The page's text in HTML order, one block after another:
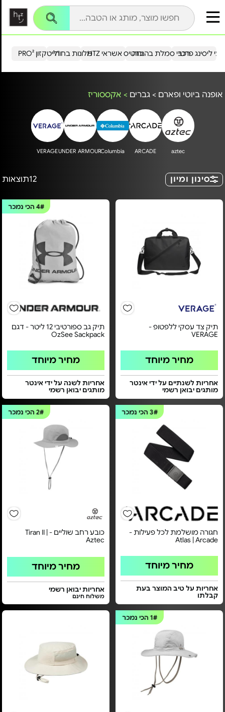
הייטקזון PRO²מלונות בחו"ל כרטיס אשראי HTZ ליסינג פרטירכבי סמלת בהנחה
אופנה ביוטי ופארם > גברים > אקססוריז
aztec
ARCADE
Columbia
UNDER ARMOUR
VERAGE
סינון ומיון 12תוצאות
תיק צד עסקי ללפטופ -
VERAGE
מחיר מיוחד
אחריות לשנתיים על ידי אינטר
מותגים יבואן רשמי
4#הכי נמכר
תיק גב ספורטיבי 12 ליטר - דגם
OzSee Sackpack
מחיר מיוחד
אחריות לשנה על ידי אינטר
מותגים יבואן רשמי
3#הכי נמכר
חגורה מושלמת לכל פעילות -
Atlas | Arcade
מחיר מיוחד
אחריות על טיב המוצר בעת
קבלתו
2#הכי נמכר
כובע רחב שוליים - Tiran II |
Aztec
מחיר מיוחד
אחריות יבואן רשמי
משלוח חינם
1#הכי נמכר